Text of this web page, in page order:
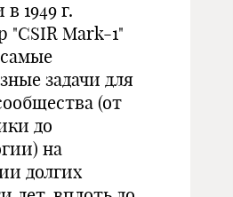
1949 г.
"CSIR Mark-1"
задачи для
(от
до
на
долгих